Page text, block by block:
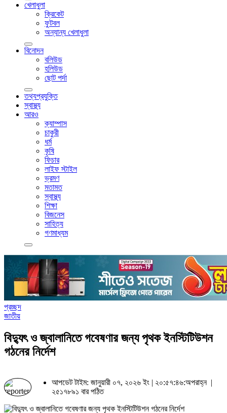
খেলাধুলা
ক্রিকেট
ফুটবল
অন্যান্য খেলাধুলা
বিনোদন
বলিউড
হলিউড
ছোট পর্দা
তথ্যপ্রযুক্তি
স্বাস্থ্য
আরও
ক্যাম্পাস
চাকুরী
ধর্ম
কৃষি
ফিচার
লাইফ স্টাইল
ভ্রমণ
মতামত
স্বাস্থ্য
শিক্ষা
বিজনেস
সাহিত্য
গণমাধ্যম
প্রচ্ছদ
জাতীয়
বিদ্যুৎ ও জ্বালানিতে গবেষণার জন্য পৃথক ইনস্টিটিউশন
গঠনের নির্দেশ
আপডেট টাইম: জানুয়ারী ০৭, ২০২৬ ইং | ২০:৫৭:৪৬:অপরাহ্ন |
২৫১৭৮৯১ বার পঠিত